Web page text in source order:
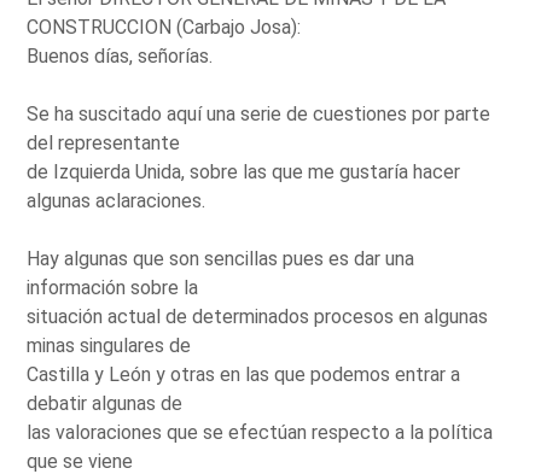
CONSTRUCCION (Carbajo Josa):
Buenos días, señorías.
Se ha suscitado aquí una serie de cuestiones por parte
del representante
de Izquierda Unida, sobre las que me gustaría hacer
algunas aclaraciones.
Hay algunas que son sencillas pues es dar una
información sobre la
situación actual de determinados procesos en algunas
minas singulares de
Castilla y León y otras en las que podemos entrar a
debatir algunas de
las valoraciones que se efectúan respecto a la política
que se viene